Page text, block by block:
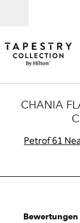
CHANIA
Petrof 61
Bewertungen